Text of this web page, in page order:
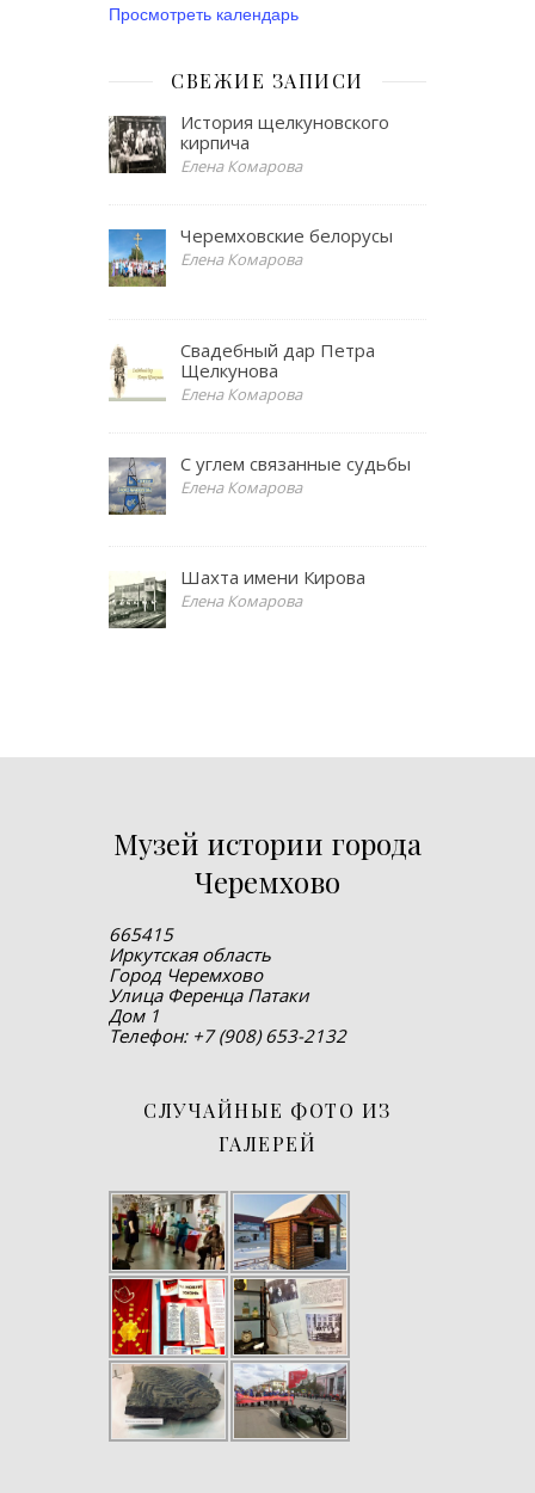
Просмотреть календарь
СВЕЖИЕ ЗАПИСИ
История щелкуновского
кирпича
Елена Комарова
Черемховские белорусы
Елена Комарова
Свадебный дар Петра
Щелкунова
Елена Комарова
С углем связанные судьбы
Елена Комарова
Шахта имени Кирова
Елена Комарова
Музей истории города
Черемхово
665415
Иркутская область
Город Черемхово
Улица Ференца Патаки
Дом 1
Телефон: +7 (908) 653-2132
СЛУЧАЙНЫЕ ФОТО ИЗ
ГАЛЕРЕЙ